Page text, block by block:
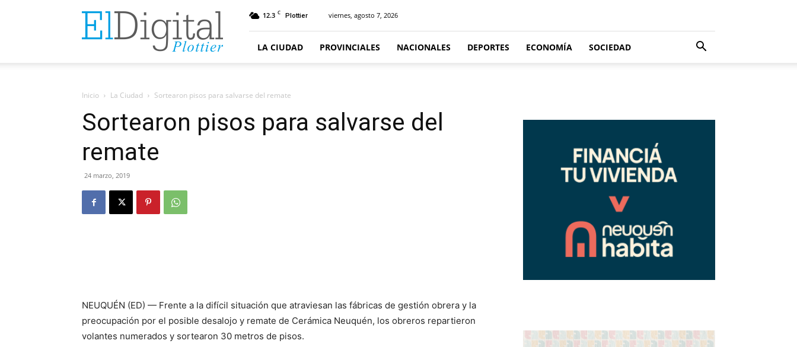
ElDigitalPlottier
12.3 C Plottier viernes, agosto 7, 2026
LA CIUDAD PROVINCIALES NACIONALES DEPORTES ECONOMÍA SOCIEDAD
Inicio La Ciudad Sortearon pisos para salvarse del remate
Sortearon pisos para salvarse del
remate
24 marzo, 2019
NEUQUÉN (ED) — Frente a la difícil situación que atraviesan las fábricas de gestión obrera y la
preocupación por el posible desalojo y remate de Cerámica Neuquén, los obreros repartieron
volantes numerados y sortearon 30 metros de pisos.